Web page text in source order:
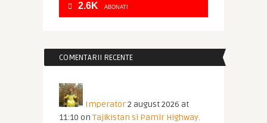
2.6K ABONATI
COMENTARII RECENTE
Imperator2 august 2026 at
11:10 on Tajikistan si Pamir Highway.